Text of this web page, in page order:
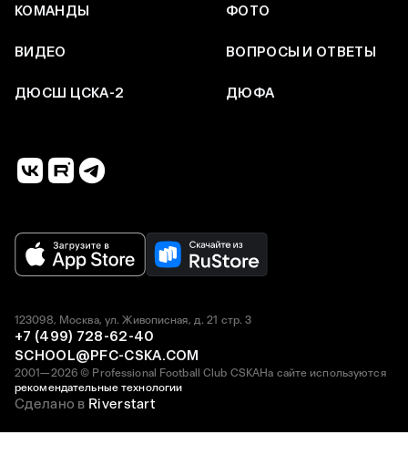
КОМАНДЫ ФОТО
ВИДЕО ВОПРОСЫ И ОТВЕТЫ
ДЮСШ ЦСКА-2 ДЮФА
2001—2026 © Professional Football Club CSKAНа сайте используются
рекомендательные технологии
123098, Москва, ул. Живописная, д. 21 стр. 3
+7 (499) 728-62-40
SCHOOL@PFC-CSKA.COM
Сделано в Riverstart